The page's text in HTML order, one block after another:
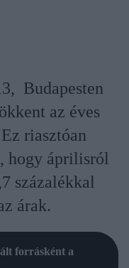
Budapesten
az éves
riasztóan
hogy áprilisról
százalékkal
árak.
forrásként a